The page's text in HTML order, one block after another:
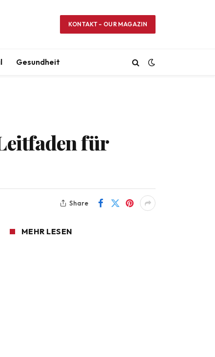
KONTAKT – OUR MAGAZIN
Gesundheit
für
Share
MEHR LESEN